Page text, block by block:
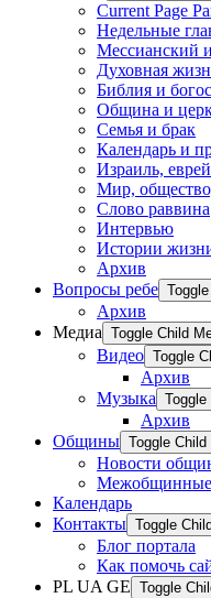
Current Page
Недельные
Мессианский
Духовная
Библия и
Община и
Семья и брак
Календарь и
Израиль,
Мир,
Слово раввина
Интервью
Истории
Архив
Вопросы ребе
Архив
Медиа Toggle Child
Видео Toggle
Архив
Музыка Toggle
Архив
Общины Toggle Child
Новости
Межобщинные
Календарь
Контакты Toggle
Блог портала
Как помочь
PL UA GE Toggle